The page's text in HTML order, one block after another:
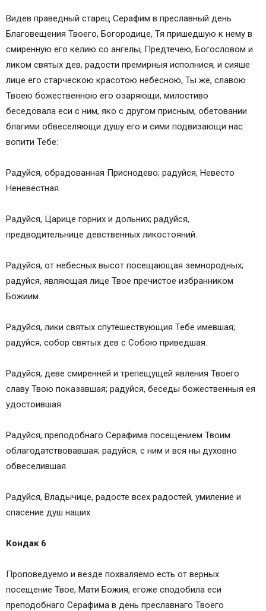
Видев праведный старец Серафим в преславный день
Благовещения Твоего, Богородице, Тя пришедшую к нему в
смиренную его келию со ангелы, Предтечею, Богословом и
ликом святых дев, радости премирныя исполнися, и сияше
лице его старческою красотою небесною, Ты же, славою
Твоею божественною его озаряющи, милостиво
беседовала еси с ним, яко с другом присным, обетовании
благими обвеселяющи душу его и сими подвизающи нас
вопити Тебе:
Радуйся, обрадованная Приснодево; радуйся, Невесто
Неневестная.
Радуйся, Царице горних и дольних; радуйся,
предводительнице девственных ликостояний.
Радуйся, от небесных высот посещающая земнородных;
радуйся, являющая лице Твое пречистое избранником
Божиим.
Радуйся, лики святых спутешествующия Тебе имевшая;
радуйся, собор святых дев с Собою приведшая.
Радуйся, деве смиренней и трепещущей явления Твоего
славу Твою показавшая; радуйся, беседы божественныя ея
удостоившая.
Радуйся, преподобнаго Серафима посещением Твоим
облагодатствовавшая; радуйся, с ним и вся ны духовно
обвеселившая.
Радуйся, Владычице, радосте всех радостей, умиление и
спасение душ наших.
Кондак 6
Проповедуемо и везде похваляемо есть от верных
посещение Твое, Мати Божия, егоже сподобила еси
преподобнаго Серафима в день преславнаго Твоего